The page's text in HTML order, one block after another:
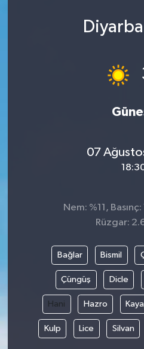
07
Nem: %11,
Rüzgar:
Bağlar Bismil
Çüngüş Dicle
Hani Hazro
Kulp Lice Silvan